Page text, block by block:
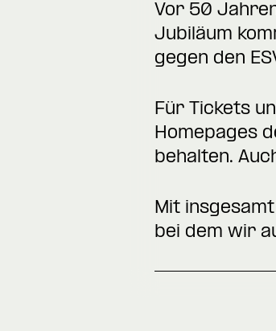
Vor 50
Jubiläum
gegen den
Für Tickets
Homepages
behalten.
Mit
bei dem wir